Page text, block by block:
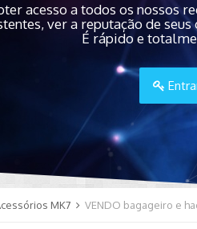
acesso a todos os nossos
ver a reputação de
É rápido e
MK7 VENDO bagageiro e